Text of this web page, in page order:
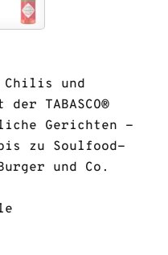
Chilis und
TABASCO®
Gerichten -
zu Soulfood-
und Co.